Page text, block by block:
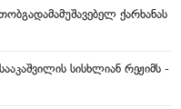
ქარხანას
სისხლიან რეჟიმს -